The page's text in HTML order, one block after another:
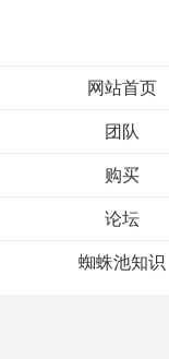
网站首页
团队
购买
论坛
蜘蛛池知识